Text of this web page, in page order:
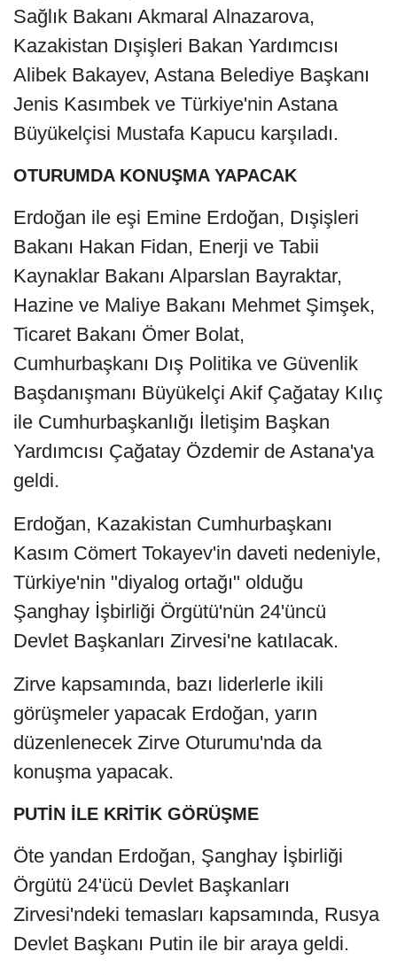
Sağlık Bakanı Akmaral Alnazarova,
Kazakistan Dışişleri Bakan Yardımcısı
Alibek Bakayev, Astana Belediye Başkanı
Jenis Kasımbek ve Türkiye'nin Astana
Büyükelçisi Mustafa Kapucu karşıladı.
OTURUMDA KONUŞMA YAPACAK
Erdoğan ile eşi Emine Erdoğan, Dışişleri
Bakanı Hakan Fidan, Enerji ve Tabii
Kaynaklar Bakanı Alparslan Bayraktar,
Hazine ve Maliye Bakanı Mehmet Şimşek,
Ticaret Bakanı Ömer Bolat,
Cumhurbaşkanı Dış Politika ve Güvenlik
Başdanışmanı Büyükelçi Akif Çağatay Kılıç
ile Cumhurbaşkanlığı İletişim Başkan
Yardımcısı Çağatay Özdemir de Astana'ya
geldi.
Erdoğan, Kazakistan Cumhurbaşkanı
Kasım Cömert Tokayev'in daveti nedeniyle,
Türkiye'nin "diyalog ortağı" olduğu
Şanghay İşbirliği Örgütü'nün 24'üncü
Devlet Başkanları Zirvesi'ne katılacak.
Zirve kapsamında, bazı liderlerle ikili
görüşmeler yapacak Erdoğan, yarın
düzenlenecek Zirve Oturumu'nda da
konuşma yapacak.
PUTİN İLE KRİTİK GÖRÜŞME
Öte yandan Erdoğan, Şanghay İşbirliği
Örgütü 24'ücü Devlet Başkanları
Zirvesi'ndeki temasları kapsamında, Rusya
Devlet Başkanı Putin ile bir araya geldi.